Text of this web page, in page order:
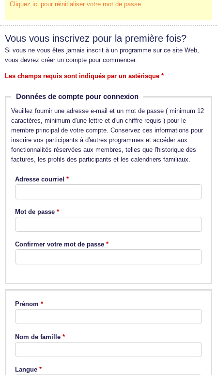
Cliquez ici pour réinitialiser votre mot de passe.
Vous vous inscrivez pour la première fois?
Si vous ne vous êtes jamais inscrit à un programme sur ce site Web,
vous devrez créer un compte pour commencer.
Les champs requis sont indiqués par un astérisque *
Données de compte pour connexion
Veuillez fournir une adresse e-mail et un mot de passe ( minimum 12
caractères, minimum d'une lettre et d'un chiffre requis ) pour le
membre principal de votre compte. Conservez ces informations pour
inscrire vos participants à d'autres programmes et accéder aux
fonctionnalités réservées aux membres, telles que l'historique des
factures, les profils des participants et les calendriers familiaux.
Adresse courriel
Mot de passe
Confirmer votre mot de passe
Prénom
Nom de famille
Langue